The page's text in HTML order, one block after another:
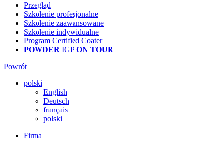
Przegląd
Szkolenie profesjonalne
Szkolenie zaawansowane
Szkolenie indywidualne
Program Certified Coater
POWDER IGP ON TOUR
Powrót
polski
English
Deutsch
français
polski
Firma